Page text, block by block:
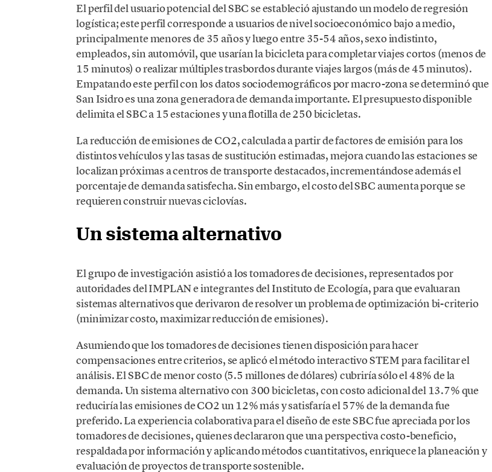
El perfil del usuario potencial del SBC se estableció ajustando un modelo de regresión
logística; este perfil corresponde a usuarios de nivel socioeconómico bajo a medio,
principalmente menores de 35 años y luego entre 35-54 años, sexo indistinto,
empleados, sin automóvil, que usarían la bicicleta para completar viajes cortos (menos de
15 minutos) o realizar múltiples trasbordos durante viajes largos (más de 45 minutos).
Empatando este perfil con los datos sociodemográficos por macro-zona se determinó que
San Isidro es una zona generadora de demanda importante. El presupuesto disponible
delimita el SBC a 15 estaciones y una flotilla de 250 bicicletas.
La reducción de emisiones de CO2, calculada a partir de factores de emisión para los
distintos vehículos y las tasas de sustitución estimadas, mejora cuando las estaciones se
localizan próximas a centros de transporte destacados, incrementándose además el
porcentaje de demanda satisfecha. Sin embargo, el costo del SBC aumenta porque se
requieren construir nuevas ciclovías.
Un sistema alternativo
El grupo de investigación asistió a los tomadores de decisiones, representados por
autoridades del IMPLAN e integrantes del Instituto de Ecología, para que evaluaran
sistemas alternativos que derivaron de resolver un problema de optimización bi-criterio
(minimizar costo, maximizar reducción de emisiones).
Asumiendo que los tomadores de decisiones tienen disposición para hacer
compensaciones entre criterios, se aplicó el método interactivo STEM para facilitar el
análisis. El SBC de menor costo (5.5 millones de dólares) cubriría sólo el 48% de la
demanda. Un sistema alternativo con 300 bicicletas, con costo adicional del 13.7% que
reduciría las emisiones de CO2 un 12% más y satisfaría el 57% de la demanda fue
preferido. La experiencia colaborativa para el diseño de este SBC fue apreciada por los
tomadores de decisiones, quienes declararon que una perspectiva costo-beneficio,
respaldada por información y aplicando métodos cuantitativos, enriquece la planeación y
evaluación de proyectos de transporte sostenible.